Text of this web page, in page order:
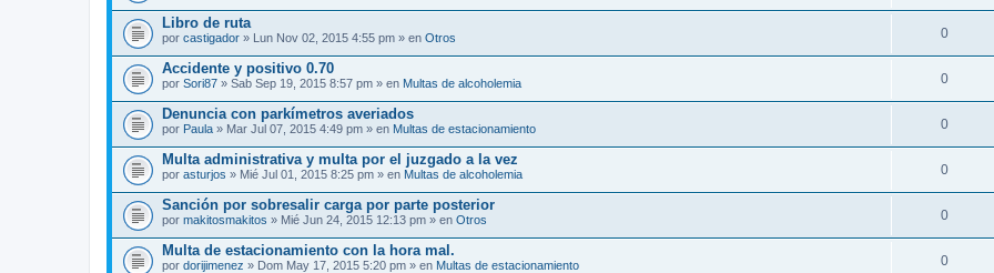
Libro de ruta
por castigador » Lun Nov 02, 2015 4:55 pm » en Otros 0
Accidente y positivo 0.70
por Sori87 » Sab Sep 19, 2015 8:57 pm » en Multas de alcoholemia 0
Denuncia con parkímetros averiados
por Paula » Mar Jul 07, 2015 4:49 pm » en Multas de estacionamiento 0
Multa administrativa y multa por el juzgado a la vez
por asturjos » Mié Jul 01, 2015 8:25 pm » en Multas de alcoholemia 0
Sanción por sobresalir carga por parte posterior
por makitosmakitos » Mié Jun 24, 2015 12:13 pm » en Otros 0
Multa de estacionamiento con la hora mal.
por dorijimenez » Dom May 17, 2015 5:20 pm » en Multas de estacionamiento 0